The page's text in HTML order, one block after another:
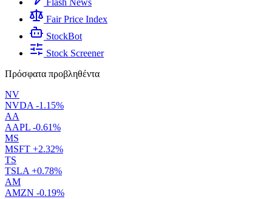
Flash News
Fair Price Index
StockBot
Stock Screener
Πρόσφατα προβληθέντα
NV
NVDA -1.15%
AA
AAPL -0.61%
MS
MSFT +2.32%
TS
TSLA +0.78%
AM
AMZN -0.19%